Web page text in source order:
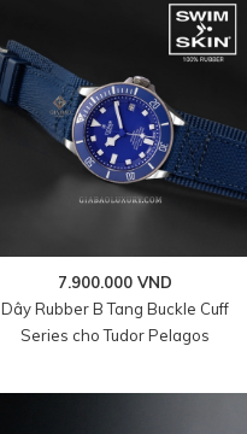
7.900.000 VND
Dây Rubber B Tang Buckle Cuff
Series cho Tudor Pelagos